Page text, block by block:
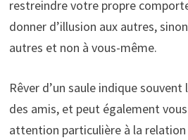
restreindre votre propre
donner d’illusion aux autres,
autres et non à vous-même.
Rêver d’un saule indique
des amis, et peut également
attention particulière à la